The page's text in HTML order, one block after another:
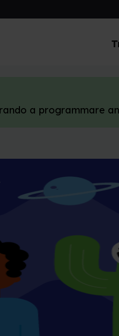
a programmare